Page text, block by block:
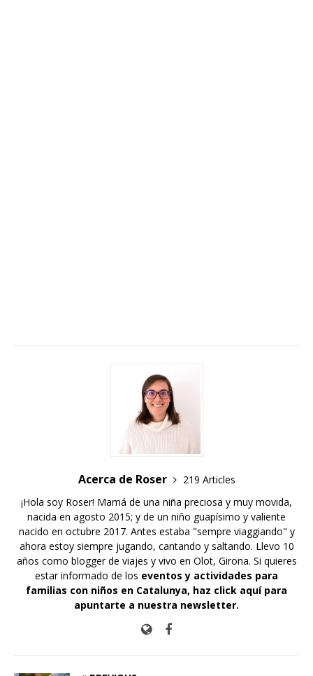
Acerca de Roser
219 Articles
¡Hola soy Roser! Mamá de una niña preciosa y muy movida,
nacida en agosto 2015; y de un niño guapísimo y valiente
nacido en octubre 2017. Antes estaba "sempre viaggiando" y
ahora estoy siempre jugando, cantando y saltando. Llevo 10
años como blogger de viajes y vivo en Olot, Girona. Si quieres
estar informado de los eventos y actividades para
familias con niños en Catalunya, haz click aquí para
apuntarte a nuestra newsletter.